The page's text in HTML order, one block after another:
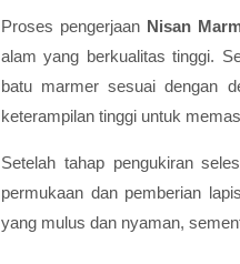
Proses pengerjaan Nisan
alam yang berkualitas tinggi.
batu marmer sesuai dengan
keterampilan tinggi untuk
Setelah tahap pengukiran
permukaan dan pemberian
yang mulus dan nyaman,